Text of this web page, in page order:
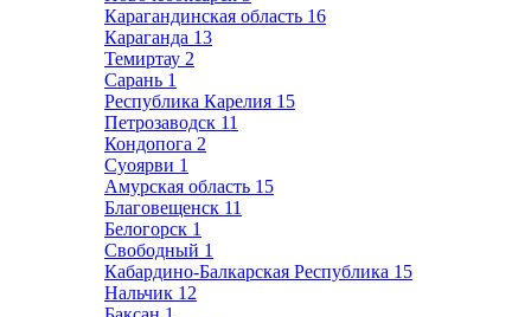
Карагандинская область 16
Караганда 13
Темиртау 2
Сарань 1
Республика Карелия 15
Петрозаводск 11
Кондопога 2
Суоярви 1
Амурская область 15
Благовещенск 11
Белогорск 1
Свободный 1
Кабардино-Балкарская Республика 15
Нальчик 12